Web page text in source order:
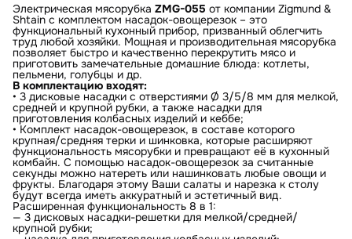
Электрическая мясорубка ZMG-055 от компании Zigmund &
Shtain с комплектом насадок-овощерезок – это
функциональный кухонный прибор, призванный облегчить
труд любой хозяйки. Мощная и производительная мясорубка
позволяет быстро и качественно перекрутить мясо и
приготовить замечательные домашние блюда: котлеты,
пельмени, голубцы и др.
В комплектацию входят:
• 3 дисковые насадки с отверстиями Ø 3/5/8 мм для мелкой,
средней и крупной рубки, а также насадки для
приготовления колбасных изделий и кеббе;
• Комплект насадок-овощерезок, в составе которого
крупная/средняя терки и шинковка, которые расширяют
функциональность мясорубки и превращают её в кухонный
комбайн. С помощью насадок-овощерезок за считанные
секунды можно натереть или нашинковать любые овощи и
фрукты. Благодаря этому Ваши салаты и нарезка к столу
будут всегда иметь аккуратный и эстетичный вид.
Расширенная функциональность 8 в 1:
— 3 дисковых насадки-решетки для мелкой/средней/
крупной рубки;